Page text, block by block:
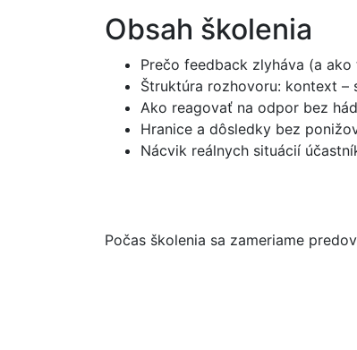
Obsah školenia
Prečo feedback zlyháva (a
Štruktúra rozhovoru: kontext –
Ako reagovať na odpor bez
Hranice a dôsledky bez
Nácvik reálnych situácií
Počas školenia sa zameriame